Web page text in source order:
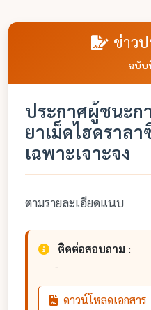
ข่าวป
ฉบับ
ประกาศผู้ชนะก
ยาเม็ดไฮดราล
เฉพาะเจาะจง
ตามรายละเอียดแนบ
ติดต่อสอบถาม :
-
ดาวน์โหลดเอกสาร